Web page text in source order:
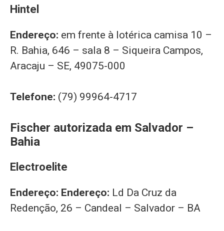
Hintel
Endereço: em frente à lotérica camisa 10 –
R. Bahia, 646 – sala 8 – Siqueira Campos,
Aracaju – SE, 49075-000
Telefone: (79) 99964-4717
Fischer autorizada em Salvador –
Bahia
Electroelite
Endereço: Endereço: Ld Da Cruz da
Redenção, 26 – Candeal – Salvador – BA